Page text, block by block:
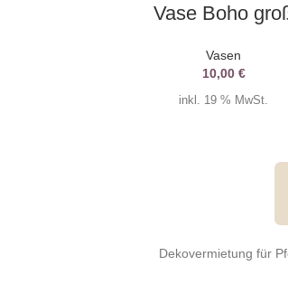
Vase Boho
Vasen
10,00 €
inkl. 19 % MwSt.
Dekovermietung für